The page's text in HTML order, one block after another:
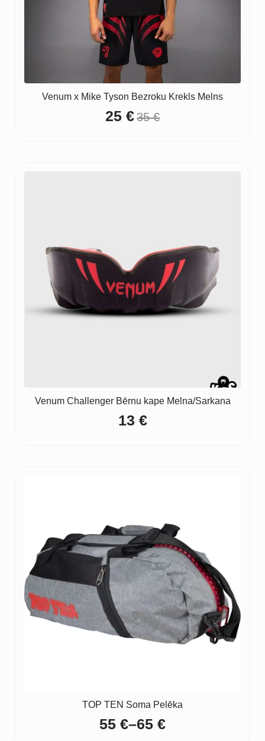
Venum x Mike Tyson Bezroku Krekls Melns
35€
Original
25 €Current
Venum Challenger Bērnu kape Melna/Sarkana
13 €
TOP TEN Soma Pelēka
55 €–65 €
Price